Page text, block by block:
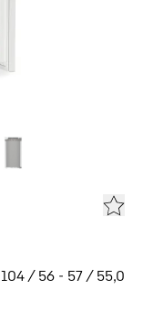
/ 56 - 57 / 55,0